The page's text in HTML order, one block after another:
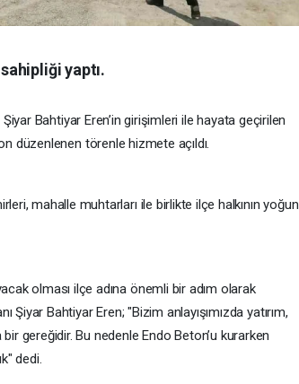
yaptı.
Şiyar Bahtiyar Eren’in girişimleri ile hayata geçirilen
düzenlenen törenle hizmete açıldı.
mahalle muhtarları ile birlikte ilçe halkının yoğun
olması ilçe adına önemli bir adım olarak
Bahtiyar Eren; "Bizim anlayışımızda yatırım,
gereğidir. Bu nedenle Endo Beton’u kurarken
dedi.